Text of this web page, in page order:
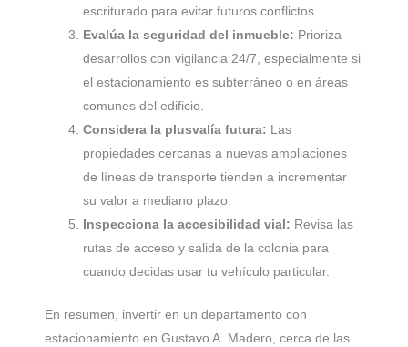
escriturado para evitar futuros conflictos.
Evalúa la seguridad del inmueble: Prioriza
desarrollos con vigilancia 24/7, especialmente si
el estacionamiento es subterráneo o en áreas
comunes del edificio.
Considera la plusvalía futura: Las
propiedades cercanas a nuevas ampliaciones
de líneas de transporte tienden a incrementar
su valor a mediano plazo.
Inspecciona la accesibilidad vial: Revisa las
rutas de acceso y salida de la colonia para
cuando decidas usar tu vehículo particular.
En resumen, invertir en un departamento con
estacionamiento en Gustavo A. Madero, cerca de las